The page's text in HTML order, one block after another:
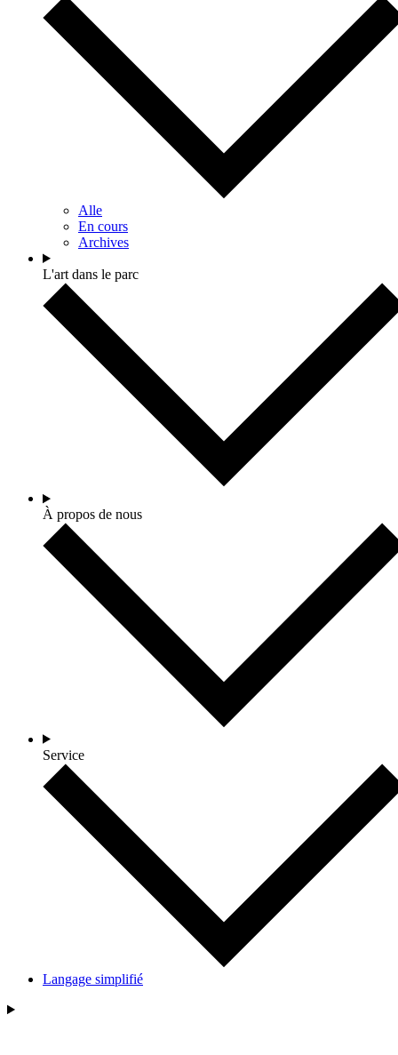
Alle
En cours
Archives
L'art dans le parc
À propos de nous
Service
Langage simplifié